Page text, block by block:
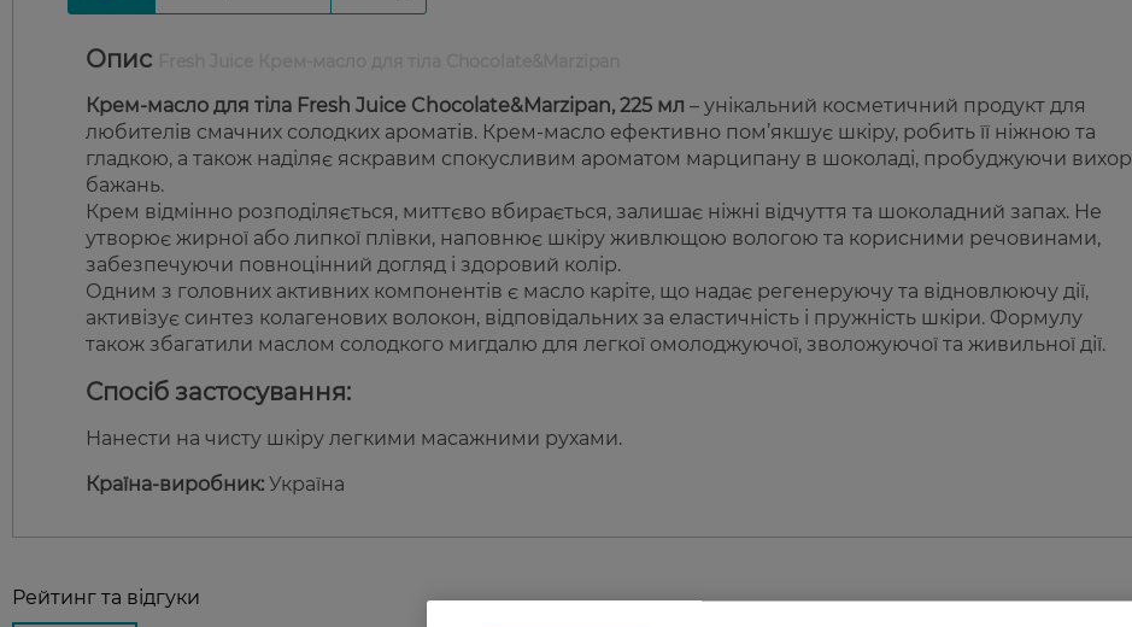
Опис
Крем-масло для тіла Fresh Juice Chocolate&Marzipan, 225 мл – унікальний косметичний продукт для
любителів смачних солодких ароматів. Крем-масло ефективно пом’якшує шкіру, робить її ніжною та
гладкою, а також наділяє яскравим спокусливим ароматом марципану в шоколаді, пробуджуючи вихор
бажань.
Крем відмінно розподіляється, миттєво вбирається, залишає ніжні відчуття та шоколадний запах. Не
утворює жирної або липкої плівки, наповнює шкіру живлющою вологою та корисними речовинами,
забезпечуючи повноцінний догляд і здоровий колір.
Одним з головних активних компонентів є масло каріте, що надає регенеруючу та відновлюючу дії,
активізує синтез колагенових волокон, відповідальних за еластичність і пружність шкіри. Формулу
також збагатили маслом солодкого мигдалю для легкої омолоджуючої, зволожуючої та живильної дії.
Спосіб застосування:
Нанести на чисту шкіру легкими масажними рухами.
Країна-виробник: Україна
Рейтинг та відгуки